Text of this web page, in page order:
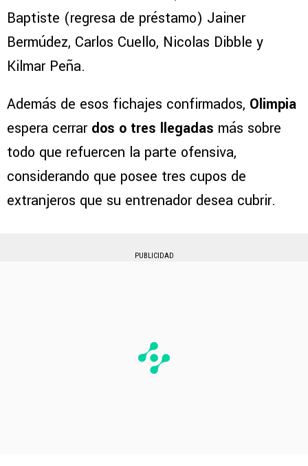
Baptiste (regresa de préstamo) Jainer
Bermúdez, Carlos Cuello, Nicolas Dibble y
Kilmar Peña.
Además de esos fichajes confirmados, Olimpia
espera cerrardos o tres llegadas más sobre
todo que refuercen la parte ofensiva,
considerando que posee tres cupos de
extranjeros que su entrenador desea cubrir.
PUBLICIDAD